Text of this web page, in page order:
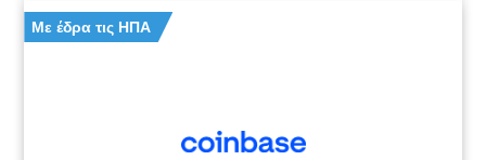
Με έδρα τις ΗΠΑ